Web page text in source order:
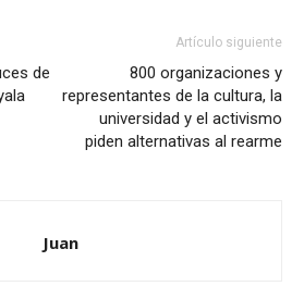
de
Artículo siguiente
800 organizaciones y
representantes de la cultura, la
universidad y el activismo
piden alternativas al rearme
Juan